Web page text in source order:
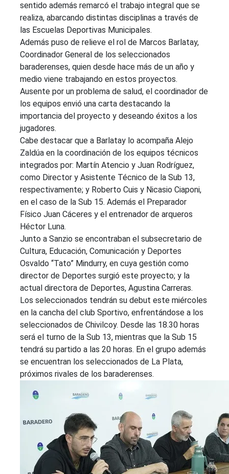
sentido además remarcó el trabajo integral que se
realiza, abarcando distintas disciplinas a través de
las Escuelas Deportivas Municipales.
Además puso de relieve el rol de Marcos Barlatay,
Coordinador General de los seleccionados
baraderenses, quien desde hace más de un año y
medio viene trabajando en estos proyectos.
Ausente por un problema de salud, el coordinador de
los equipos envió una carta destacando la
importancia del proyecto y deseando éxitos a los
jugadores.
Cabe destacar que a Barlatay lo acompaña Alejo
Zaldúa en la coordinación de los equipos técnicos
integrados por: Martín Atencio y Juan Rodríguez,
como Director y Asistente Técnico de la Sub 13,
respectivamente; y Roberto Cuis y Nicasio Ciaponi,
en el caso de la Sub 15. Además el Preparador
Físico Juan Cáceres y el entrenador de arqueros
Héctor Luna.
Junto a Sanzio se encontraban el subsecretario de
Cultura, Educación, Comunicación y Deportes
Osvaldo “Tato” Mindurry, en cuya gestión como
director de Deportes surgió este proyecto; y la
actual directora de Deportes, Agustina Carreras.
Los seleccionados tendrán su debut este miércoles
en la cancha del club Sportivo, enfrentándose a los
seleccionados de Chivilcoy. Desde las 18.30 horas
será el turno de la Sub 13, mientras que la Sub 15
tendrá su partido a las 20 horas. En el grupo además
se encuentran los seleccionados de La Plata,
próximos rivales de los baraderenses.